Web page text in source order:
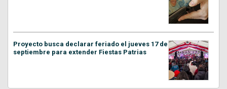
Proyecto busca declarar feriado el jueves 17 de
septiembre para extender Fiestas Patrias